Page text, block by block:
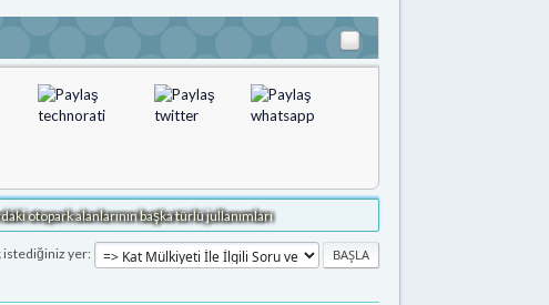
otopark alanlarının başka türlü jullanımları
istediğiniz yer